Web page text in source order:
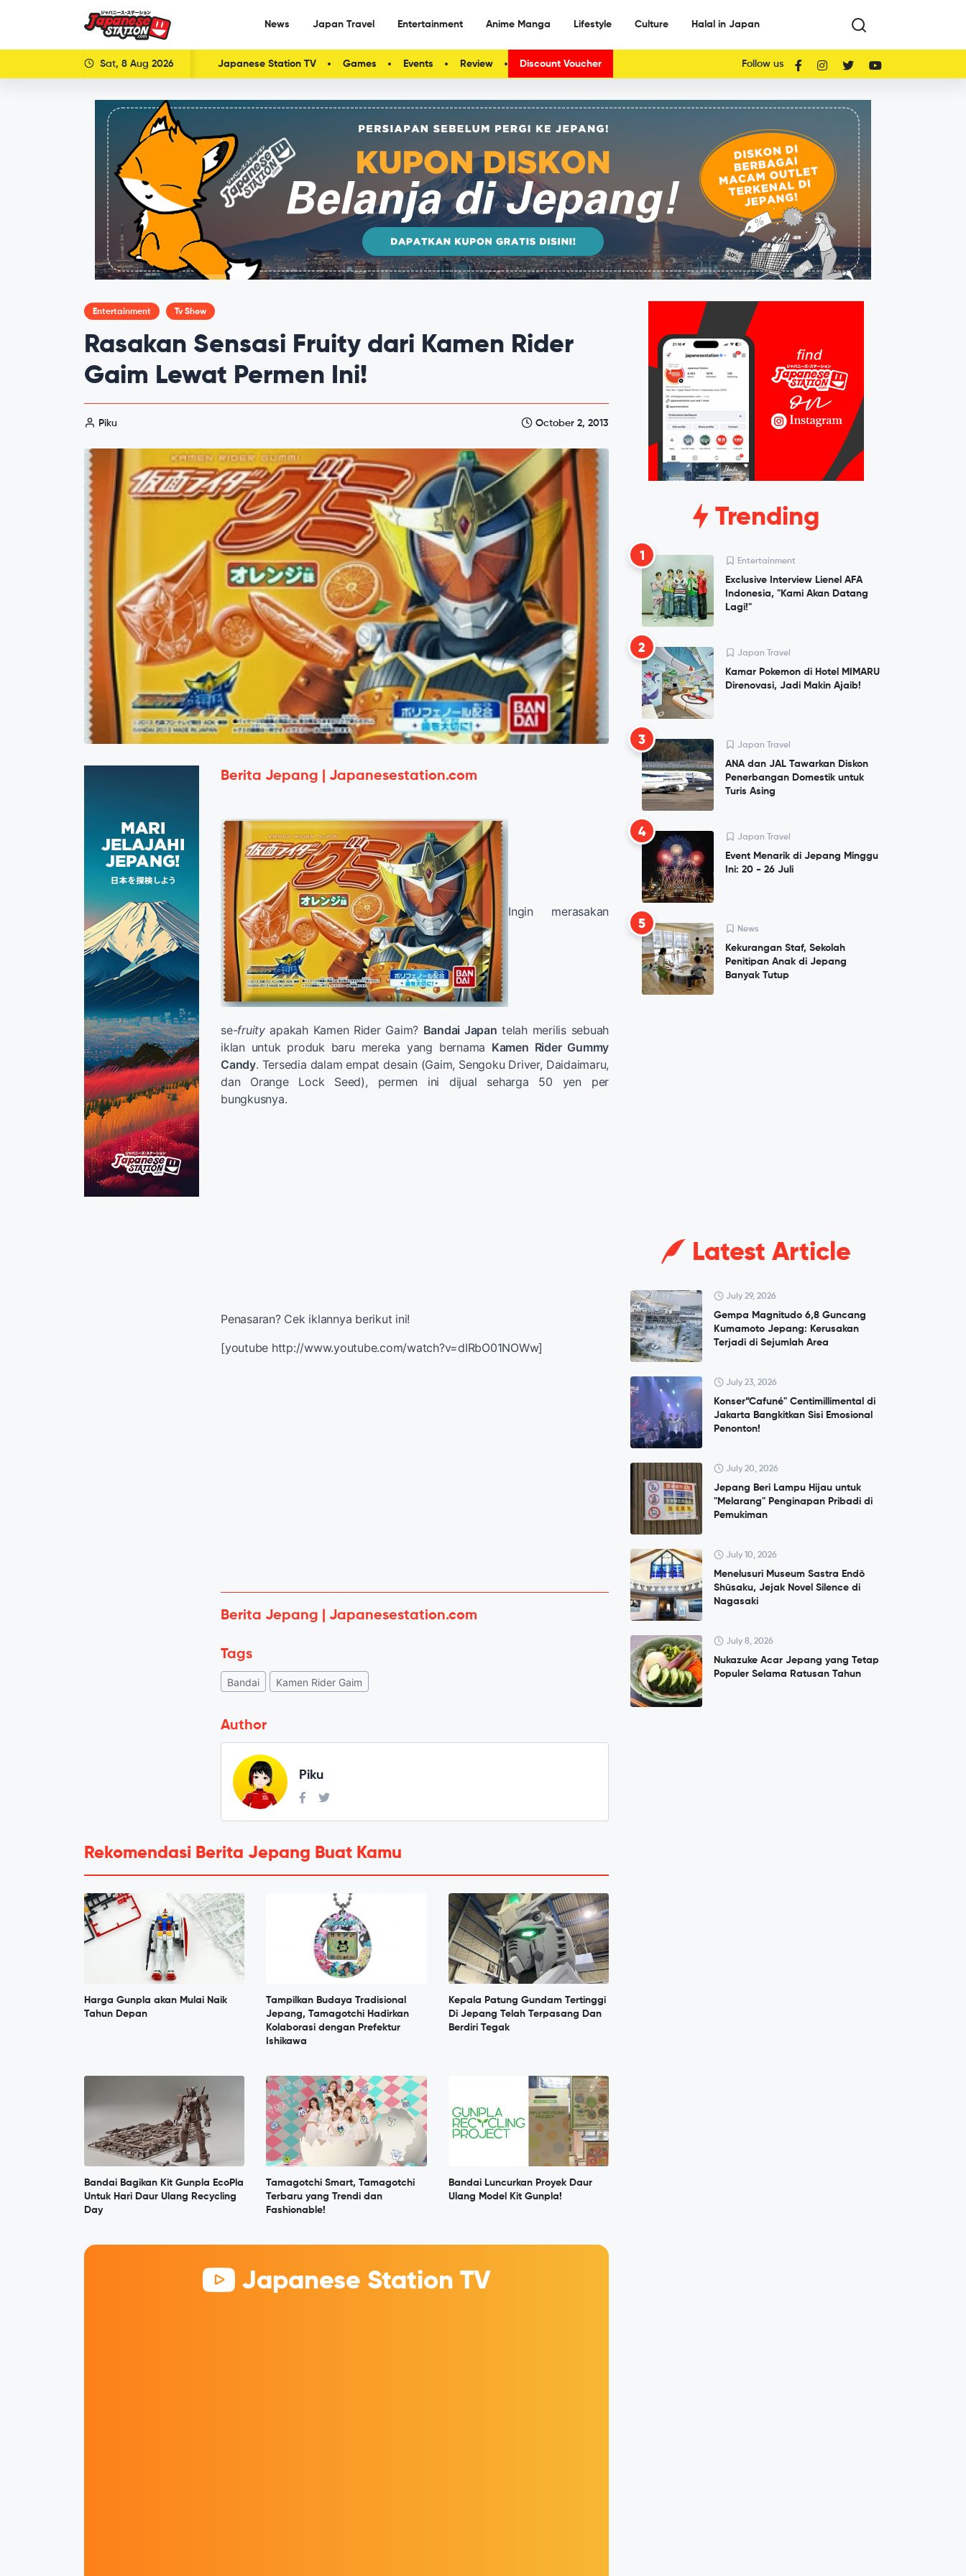
News Japan Travel Entertainment Anime Manga Lifestyle Culture Halal in Japan
Sat, 8 Aug 2026 Japanese Station TV Games Events Review Discount Voucher Follow us
Entertainment Tv Show
Rasakan Sensasi Fruity dari Kamen Rider
Gaim Lewat Permen Ini!
Piku October 2, 2013
Berita Jepang | Japanesestation.com
Ingin merasakan
se-fruityapakah Kamen Rider Gaim? Bandai Japan telah merilis sebuah
iklan untuk produk baru mereka yang bernama Kamen Rider Gummy
Candy. Tersedia dalam empat desain (Gaim, Sengoku Driver, Daidaimaru,
dan Orange Lock Seed), permen ini dijual seharga 50 yen per
bungkusnya.
Penasaran? Cek iklannya berikut ini!
[youtube http://www.youtube.com/watch?v=dIRbO01NOWw]
Berita Jepang | Japanesestation.com
Tags
Bandai Kamen Rider Gaim
Author
Piku
Rekomendasi Berita Jepang Buat Kamu
Harga Gunpla akan Mulai Naik
Tahun Depan
Tampilkan Budaya Tradisional
Jepang, Tamagotchi Hadirkan
Kolaborasi dengan Prefektur
Ishikawa
Kepala Patung Gundam Tertinggi
Di Jepang Telah Terpasang Dan
Berdiri Tegak
Bandai Bagikan Kit Gunpla EcoPla
Untuk Hari Daur Ulang Recycling
Day
Tamagotchi Smart, Tamagotchi
Terbaru yang Trendi dan
Fashionable!
Bandai Luncurkan Proyek Daur
Ulang Model Kit Gunpla!
Japanese Station TV
Trending
1 Entertainment
Exclusive Interview Lienel AFA
Indonesia, "Kami Akan Datang
Lagi!"
2 Japan Travel
Kamar Pokemon di Hotel MIMARU
Direnovasi, Jadi Makin Ajaib!
3 Japan Travel
ANA dan JAL Tawarkan Diskon
Penerbangan Domestik untuk
Turis Asing
4 Japan Travel
Event Menarik di Jepang Minggu
Ini: 20 - 26 Juli
5 News
Kekurangan Staf, Sekolah
Penitipan Anak di Jepang
Banyak Tutup
Latest Article
July 29, 2026
Gempa Magnitudo 6,8 Guncang
Kumamoto Jepang: Kerusakan
Terjadi di Sejumlah Area
July 23, 2026
Konser”Cafuné" Centimillimental di
Jakarta Bangkitkan Sisi Emosional
Penonton!
July 20, 2026
Jepang Beri Lampu Hijau untuk
"Melarang" Penginapan Pribadi di
Pemukiman
July 10, 2026
Menelusuri Museum Sastra Endō
Shūsaku, Jejak Novel Silence di
Nagasaki
July 8, 2026
Nukazuke Acar Jepang yang Tetap
Populer Selama Ratusan Tahun